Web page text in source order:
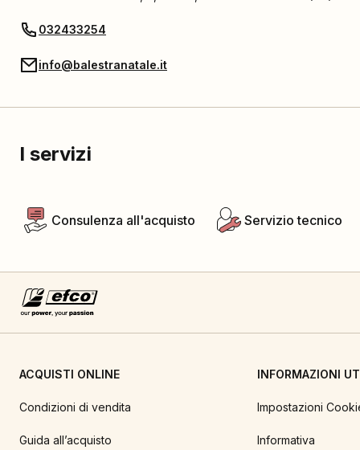
032433254
info@balestranatale.it
I servizi
Consulenza all'acquisto Servizio tecnico
ACQUISTI ONLINE
Condizioni di vendita
Guida all’acquisto
INFORMAZIONI
Impostazioni
Informativa